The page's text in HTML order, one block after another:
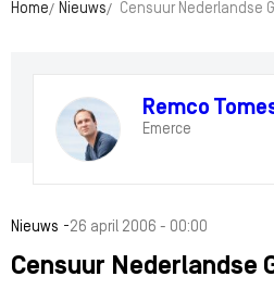
Home Nieuws Censuur Nederlandse
Remco
Emerce
Nieuws -26 april 2006 - 00:00
Censuur Nederlandse